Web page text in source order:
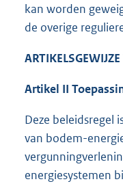
kan worden
de overige
Artikel II
Deze beleidsregel
van bodem-
energiesystemen